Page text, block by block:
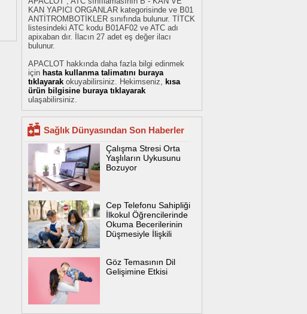
KAN YAPICI ORGANLAR kategorisinde ve B01
ANTİTROMBOTİKLER sınıfında bulunur. TİTCK
listesindeki ATC kodu B01AF02 ve ATC adı
apixaban dır. İlacın 27 adet eş değer ilacı
bulunur.
APACLOT hakkında daha fazla bilgi edinmek
için hasta kullanma talimatını buraya
tıklayarak okuyabilirsiniz. Hekimseniz, kısa
ürün bilgisine buraya tıklayarak
ulaşabilirsiniz.
Sağlık Dünyasından Son Haberler
Çalışma Stresi Orta
Yaşlıların Uykusunu
Bozuyor
Cep Telefonu Sahipliği
İlkokul Öğrencilerinde
Okuma Becerilerinin
Düşmesiyle İlişkili
Göz Temasının Dil
Gelişimine Etkisi